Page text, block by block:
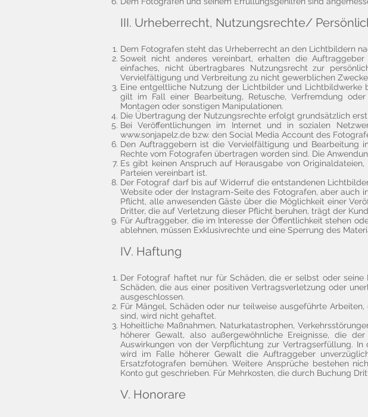
III. Urheberrecht, Nutzungsrechte/
Dem Fotografen steht das Urheberrecht an den Lichtbildern
Soweit nicht anderes vereinbart, erhalten die
einfaches, nicht übertragbares Nutzungsrecht zur
Vervielfältigung und Verbreitung zu nicht gewerblichen
Eine entgeltliche Nutzung der Lichtbilder und Lichtbildwerke
gilt im Fall einer Bearbeitung, Retusche, Verfremdung
Montagen oder sonstigen Manipulationen.
Die Übertragung der Nutzungsrechte erfolgt grundsätzlich
Bei Veröffentlichungen im Internet und in sozialen
www.sonjapelz.de bzw. den Social Media Account des
Den Auftraggebern ist die Vervielfältigung und Bearbeitung
Rechte vom Fotografen übertragen worden sind. Die
Es gibt keinen Anspruch auf Herausgabe von
Parteien vereinbart ist.
Der Fotograf darf bis auf Widerruf die entstandenen
Website oder der Instagram-Seite des Fotografen, aber auch
Pflicht, alle anwesenden Gäste über die Möglichkeit einer
Dritter, die auf Verletzung dieser Pflicht beruhen, trägt der
Für Auftraggeber, die im Interesse der Öffentlichkeit stehen
ablehnen, müssen Exklusivrechte und eine Sperrung des
IV. Haftung
Der Fotograf haftet nur für Schäden, die er selbst oder
Schäden, die aus einer positiven Vertragsverletzung oder
ausgeschlossen.
Für Mängel, Schäden oder nur teilweise ausgeführte
sind, wird nicht gehaftet.
Hoheitliche Maßnahmen, Naturkatastrophen,
höherer Gewalt, also außergewöhnliche Ereignisse, die
Auswirkungen von der Verpflichtung zur Vertragserfüllung.
wird im Falle höherer Gewalt die Auftraggeber
Ersatzfotografen bemühen. Weitere Ansprüche bestehen
Konto gut geschrieben. Für Mehrkosten, die durch Buchung
V. Honorare